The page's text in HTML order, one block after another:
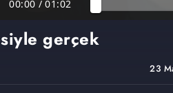
00:00 / 01:02
23
gerçek